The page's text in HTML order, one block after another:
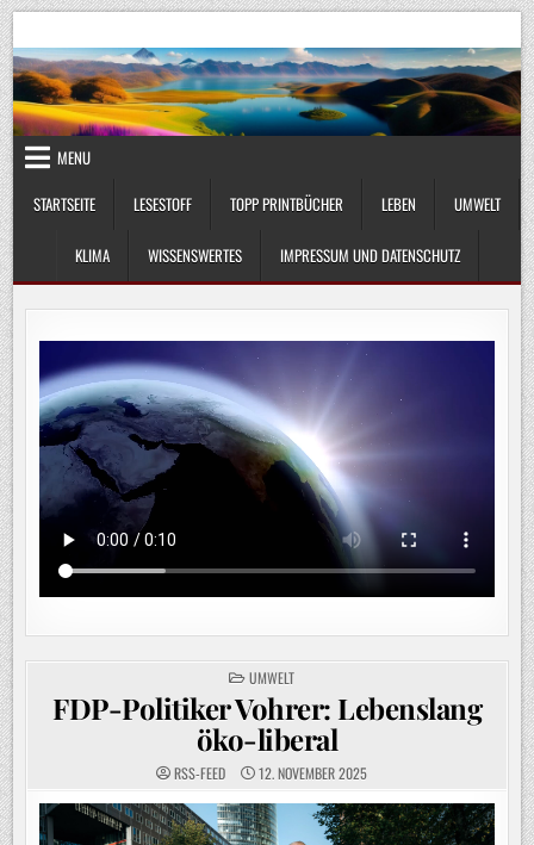
Skip
to
content
UmweltKlima.com
MENU
STARTSEITE
LESESTOFF TOPP PRINTBÜCHER LEBEN UMWELT
KLIMA WISSENSWERTES IMPRESSUM UND DATENSCHUTZ
POSTED
IN
UMWELT
FDP-Politiker Vohrer: Lebenslang
öko-liberal
RSS-FEED 12. NOVEMBER 2025